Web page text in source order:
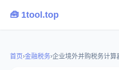
🧰 1tool.top
首页›金融税务›企业境外并购税务计算